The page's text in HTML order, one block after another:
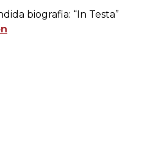
biografia: “In Testa”